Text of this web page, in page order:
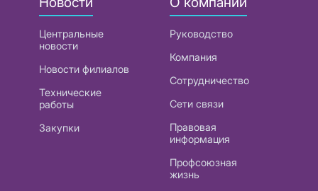
Центральные
новости
Новости филиалов
Технические
работы
Закупки
Руководство
Компания
Сотрудничество
Сети связи
Правовая
информация
Профсоюзная
жизнь